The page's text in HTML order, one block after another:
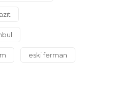
eski ferman